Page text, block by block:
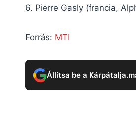
6. Pierre Gasly (francia,
Forrás: MTI
Állítsa be a